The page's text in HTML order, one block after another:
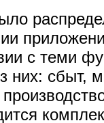
с теми
них: сбыт,